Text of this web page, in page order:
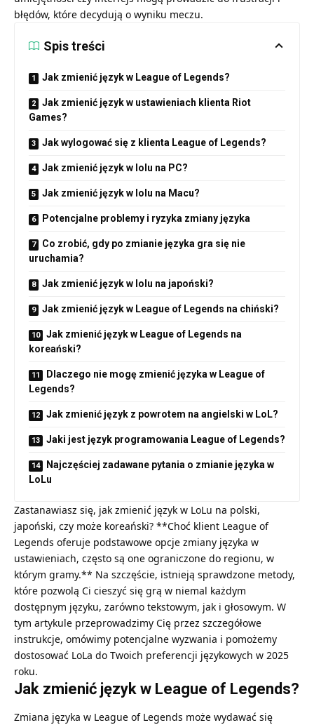
błędów, które decydują o wyniku meczu.
Spis treści
Jak zmienić język w League of Legends?
Jak zmienić język w ustawieniach klienta Riot
Games?
Jak wylogować się z klienta League of Legends?
Jak zmienić język w lolu na PC?
Jak zmienić język w lolu na Macu?
Potencjalne problemy i ryzyka zmiany języka
Co zrobić, gdy po zmianie języka gra się nie
uruchamia?
Jak zmienić język w lolu na japoński?
Jak zmienić język w League of Legends na chiński?
Jak zmienić język w League of Legends na
koreański?
Dlaczego nie mogę zmienić języka w League of
Legends?
Jak zmienić język z powrotem na angielski w LoL?
Jaki jest język programowania League of Legends?
Najczęściej zadawane pytania o zmianie języka w
LoLu
Zastanawiasz się, jak zmienić język w LoLu na polski,
japoński, czy może koreański? **Choć klient League of
Legends oferuje podstawowe opcje zmiany języka w
ustawieniach, często są one ograniczone do regionu, w
którym gramy.** Na szczęście, istnieją sprawdzone metody,
które pozwolą Ci cieszyć się grą w niemal każdym
dostępnym języku, zarówno tekstowym, jak i głosowym. W
tym artykule przeprowadzimy Cię przez szczegółowe
instrukcje, omówimy potencjalne wyzwania i pomożemy
dostosować LoLa do Twoich preferencji językowych w 2025
roku.
Jak zmienić język w League of Legends?
Zmiana języka w League of Legends może wydawać się